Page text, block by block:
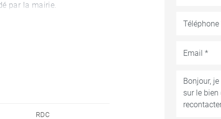
par la mairie.
RDC